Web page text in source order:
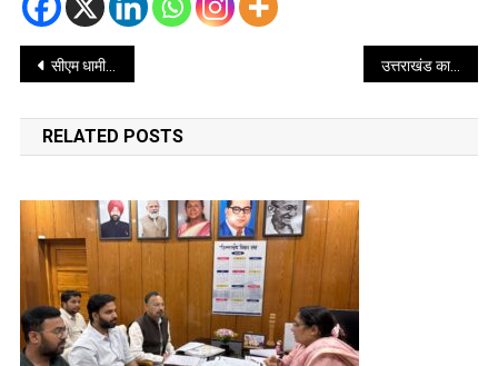
Post
navigation
सीएम धामी ने किया एसजीआरआर इंटर कॉलेज, सहसपुर के 70वें वर्षगांठ पर आयोजित कार्यक्रम में प्रतिभाग उत्तराखंड का मैथिली गांव बना महिला सशक्तिकरण का उदाहरण
RELATED POSTS